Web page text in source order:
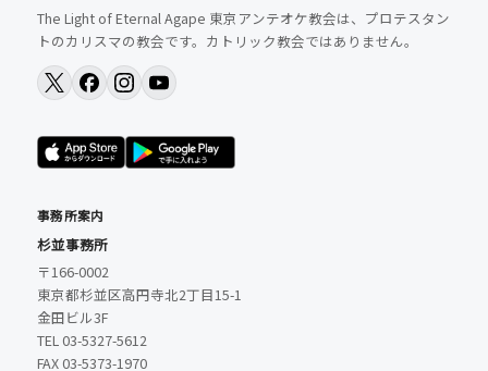
The Light of Eternal Agape 東京アンテオケ教会は、プロテスタン
トのカリスマの教会です。カトリック教会ではありません。
事務所案内
杉並事務所
〒166-0002
東京都杉並区高円寺北2丁目15-1
金田ビル3F
TEL 03-5327-5612
FAX 03-5373-1970